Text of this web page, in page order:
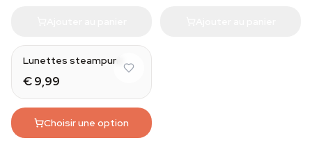
Lunettes steampunk
€ 9,99
Choisir une option